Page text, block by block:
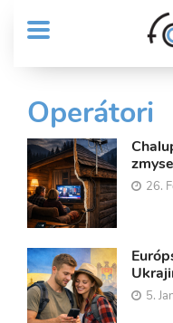
obsah
MENU
Sub
Header
menu
User
account
menu
Operátori
26.
5.